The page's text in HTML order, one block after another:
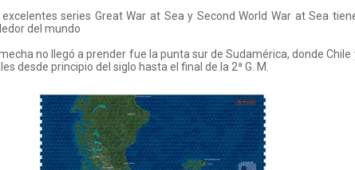
series Great War at Sea y Second World War at Sea
del mundo
no llegó a prender fue la punta sur de Sudamérica, donde
desde principio del siglo hasta el final de la 2ª G. M.